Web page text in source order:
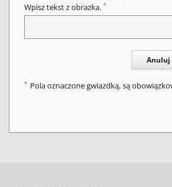
Wpisz tekst z obrazka. *
Anuluj
* Pola oznaczone gwiazdką, są